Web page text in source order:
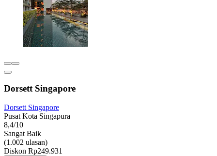
Dorsett Singapore
Dorsett Singapore
Pusat Kota Singapura
8,4/10
Sangat Baik
(1.002 ulasan)
Diskon Rp249.931